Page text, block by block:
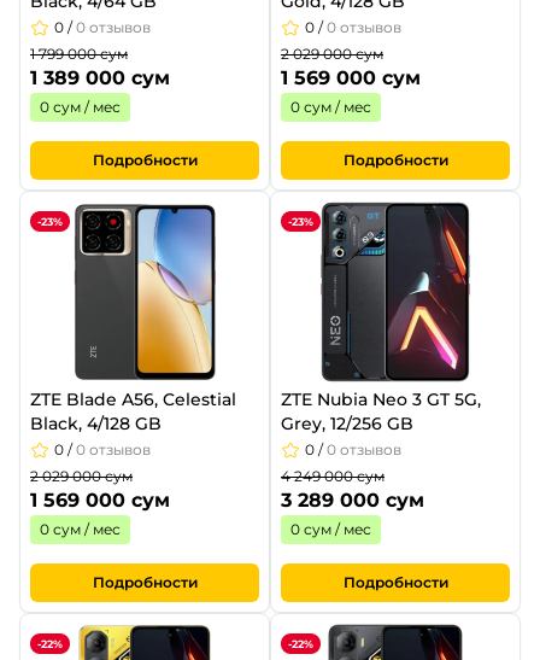
0 /0 отзывов
1 799 000 сум
1 389 000 сум
0 сум / мес
Подробности
0 /0 отзывов
2 029 000 сум
1 569 000 сум
0 сум / мес
Подробности
-23%
ZTE Blade A56, Celestial
Black, 4/128 GB
0 /0 отзывов
2 029 000 сум
1 569 000 сум
0 сум / мес
Подробности
-23%
ZTE Nubia Neo 3 GT 5G,
Grey, 12/256 GB
0 /0 отзывов
4 249 000 сум
3 289 000 сум
0 сум / мес
Подробности
-22% -22%